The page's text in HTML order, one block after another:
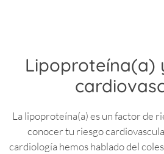
Lipoproteína(a)
La lipoproteína(a) es un factor de
conocer tu riesgo
cardiología hemos hablado del